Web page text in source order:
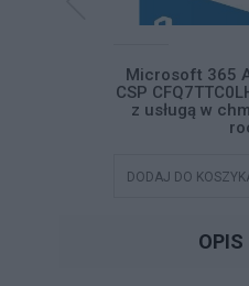
Microsoft 365
CSP
z usługą w
DODAJ DO
OPIS